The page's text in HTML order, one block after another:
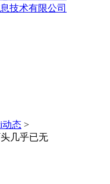
动态 >
几乎已无